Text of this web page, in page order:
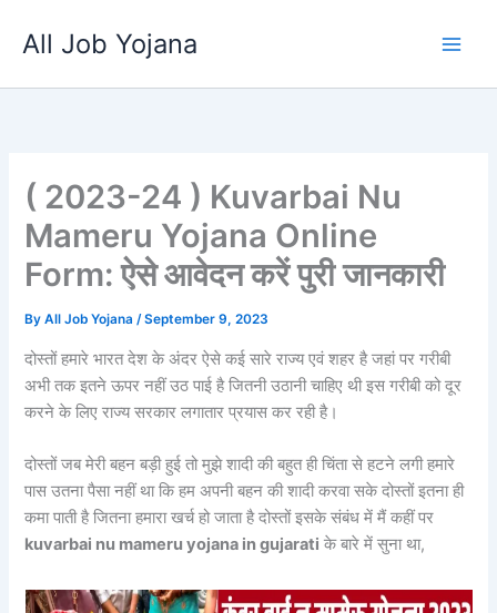
All Job Yojana
( 2023-24 ) Kuvarbai Nu
Mameru Yojana Online
Form: ऐसे आवेदन करें पुरी जानकारी
ByAll Job Yojana/September 9, 2023
दोस्तों हमारे भारत देश के अंदर ऐसे कई सारे राज्य एवं शहर है जहां पर गरीबी
अभी तक इतने ऊपर नहीं उठ पाई है जितनी उठानी चाहिए थी इस गरीबी को दूर
करने के लिए राज्य सरकार लगातार प्रयास कर रही है।
दोस्तों जब मेरी बहन बड़ी हुई तो मुझे शादी की बहुत ही चिंता से हटने लगी हमारे
पास उतना पैसा नहीं था कि हम अपनी बहन की शादी करवा सके दोस्तों इतना ही
कमा पाती है जितना हमारा खर्च हो जाता है दोस्तों इसके संबंध में मैं कहीं पर
kuvarbai nu mameru yojana in gujarati के बारे में सुना था,